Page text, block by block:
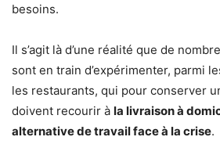
besoins.
Il s’agit là d’une réalité que de
sont en train d’expérimenter, parmi
les restaurants, qui pour conserver
doivent recourir à la livraison à
alternative de travail face à la crise.